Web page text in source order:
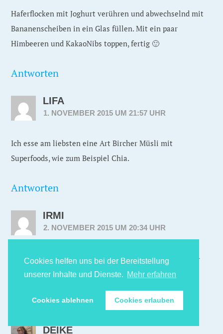
Cookies helfen uns bei der Bereitstellung
unserer Inhalte und Dienste. Mehr erfahren
Cookies ablehnen Cookies erlauben
Haferflocken mit Joghurt verühren und abwechselnd mit
Bananenscheiben in ein Glas füllen. Mit ein paar
Himbeeren und KakaoNibs toppen, fertig 🙂
Antworten
LIFA
1. NOVEMBER 2015 UM 21:57 UHR
Ich esse am liebsten eine Art Bircher Müsli mit
Superfoods, wie zum Beispiel Chia.
Antworten
IRMI
2. NOVEMBER 2015 UM 20:34 UHR
Mein Lieblingsrezept zum Frühstück ist Apfel-Avocado-
Oats mit Erdbeersauce. Lecker!!! 😀
Antworten
DEIKE